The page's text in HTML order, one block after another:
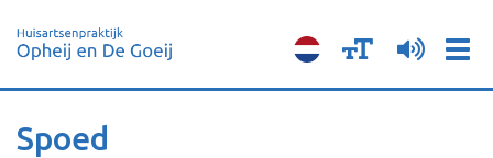
Spoed